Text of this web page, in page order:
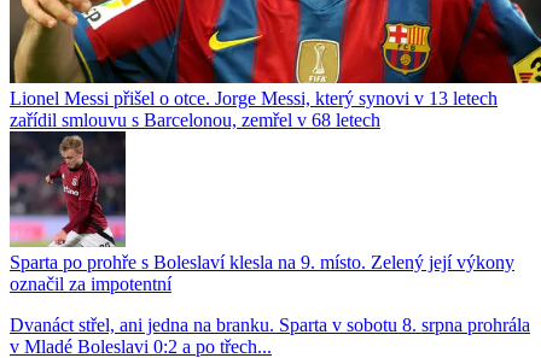
Lionel Messi přišel o otce. Jorge Messi, který synovi v 13 letech
zařídil smlouvu s Barcelonou, zemřel v 68 letech
Sparta po prohře s Boleslaví klesla na 9. místo. Zelený její výkony
označil za impotentní
Dvanáct střel, ani jedna na branku. Sparta v sobotu 8. srpna prohrála
v Mladé Boleslavi 0:2 a po třech...